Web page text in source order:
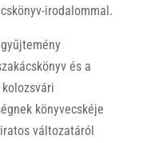
irodalommal.
és a
könyvecskéje
változatáról